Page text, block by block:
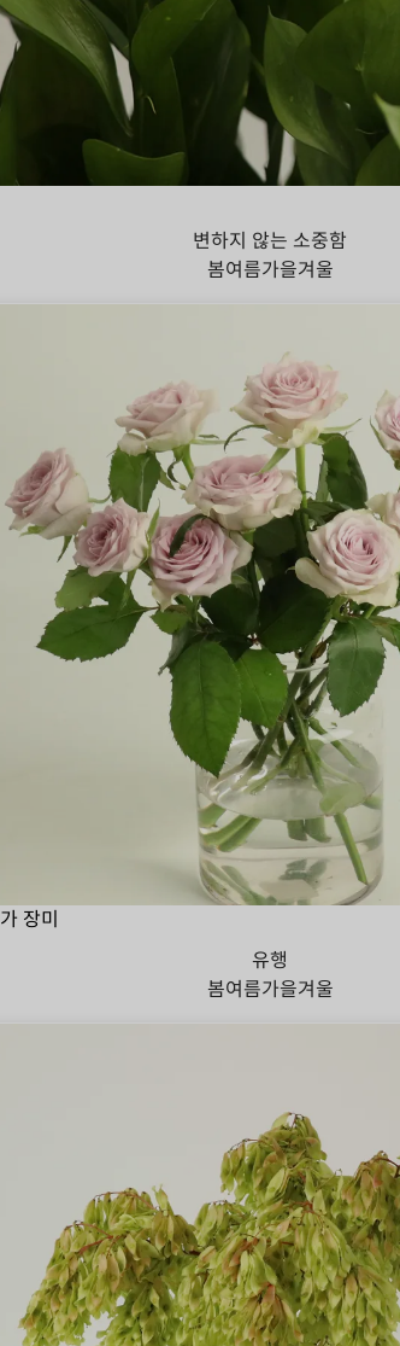
변하지 않는 소중함
봄여름가을겨울
장미
유행
봄여름가을겨울